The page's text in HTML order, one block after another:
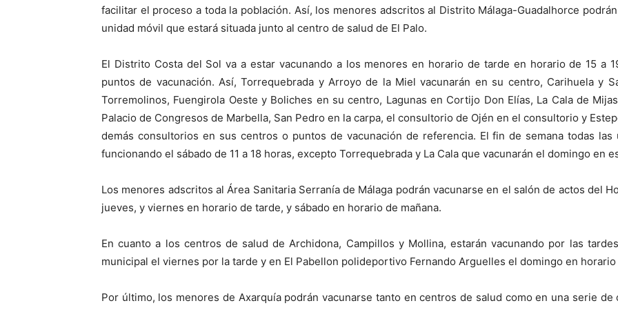
facilitar el proceso a toda la población. Así, los menores adscritos al Distrito Málaga-Guadalhorce
unidad móvil que estará situada junto al centro de salud de El Palo.
El Distrito Costa del Sol va a estar vacunando a los menores en horario de tarde en horario de 15 a
puntos de vacunación. Así, Torrequebrada y Arroyo de la Miel vacunarán en su centro, Carihuela y
Torremolinos, Fuengirola Oeste y Boliches en su centro, Lagunas en Cortijo Don Elías, La Cala de
Palacio de Congresos de Marbella, San Pedro en la carpa, el consultorio de Ojén en el consultorio y
demás consultorios en sus centros o puntos de vacunación de referencia. El fin de semana todas
funcionando el sábado de 11 a 18 horas, excepto Torrequebrada y La Cala que vacunarán el domingo en
Los menores adscritos al Área Sanitaria Serranía de Málaga podrán vacunarse en el salón de actos del
jueves, y viernes en horario de tarde, y sábado en horario de mañana.
En cuanto a los centros de salud de Archidona, Campillos y Mollina, estarán vacunando por las
municipal el viernes por la tarde y en El Pabellon polideportivo Fernando Arguelles el domingo en horario
Por último, los menores de Axarquía podrán vacunarse tanto en centros de salud como en una serie